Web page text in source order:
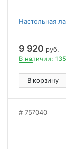
Настольная
9 920 руб.
В наличии: 135
В корзину
757040